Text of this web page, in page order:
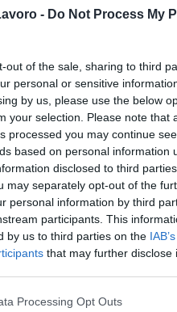
- Do Not Process My
out of the sale, sharing to third
personal or sensitive
by us, please use the below
your selection. Please note that
processed you may continue
based on personal information
disclosed to third
may separately opt-out of the
personal information by third
participants. This
by us to third parties on the
that may further disclose
this website/app uses one or more
Processing Opt Outs